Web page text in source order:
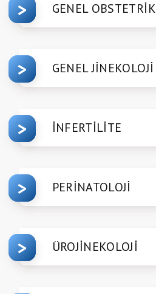
GENEL OBSTETRİK
GENEL JİNEKOLOJİ
İNFERTİLİTE
PERİNATOLOJİ
ÜROJİNEKOLOJİ